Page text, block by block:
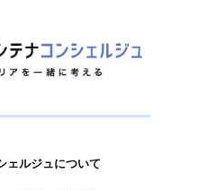
ェルジュについて